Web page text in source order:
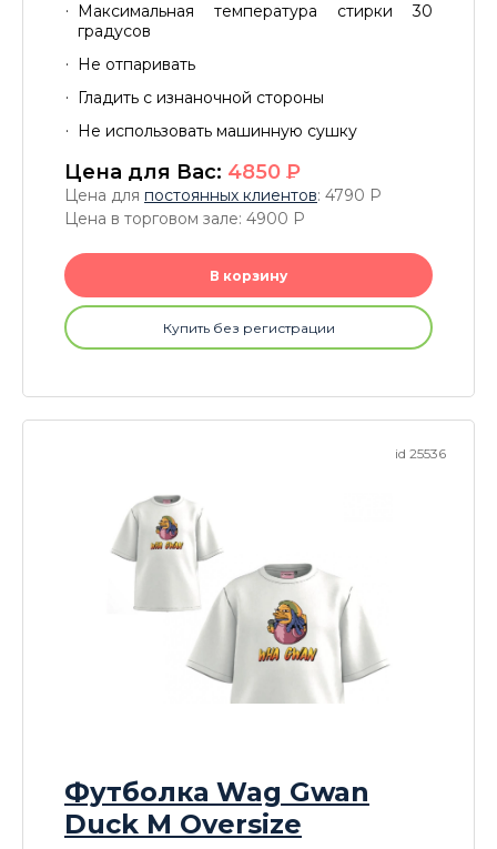
Максимальная температура стирки 30
градусов
Не отпаривать
Гладить с изнаночной стороны
Не использовать машинную сушку
Цена для Вас: 4850 P
Цена для постоянных клиентов: 4790 P
Цена в торговом зале: 4900 P
В корзину
Купить без регистрации
id 25536
Футболка Wag Gwan
Duck M Oversize